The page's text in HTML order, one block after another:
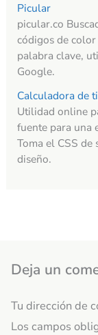
Picular
picular.co
códigos de
palabra clave,
Google.
Calculadora de
Utilidad online
fuente para una
Toma el CSS
diseño.
Deja un
Tu dirección de
Los campos